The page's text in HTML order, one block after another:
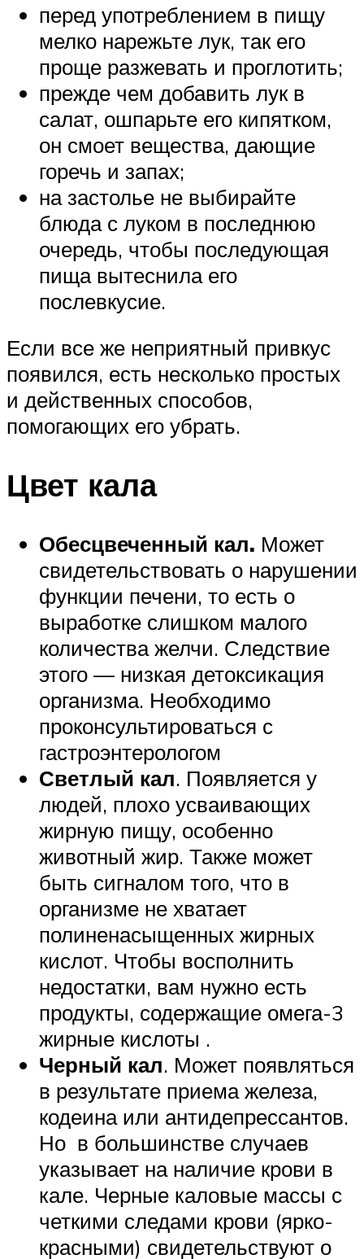
перед употреблением в пищу
мелко нарежьте лук, так его
проще разжевать и проглотить;
прежде чем добавить лук в
салат, ошпарьте его кипятком,
он смоет вещества, дающие
горечь и запах;
на застолье не выбирайте
блюда с луком в последнюю
очередь, чтобы последующая
пища вытеснила его
послевкусие.
Если все же неприятный привкус
появился, есть несколько простых
и действенных способов,
помогающих его убрать.
Цвет кала
Обесцвеченный кал. Может
свидетельствовать о нарушении
функции печени, то есть о
выработке слишком малого
количества желчи. Следствие
этого — низкая детоксикация
организма. Необходимо
проконсультироваться с
гастроэнтерологом
Светлый кал. Появляется у
людей, плохо усваивающих
жирную пищу, особенно
животный жир. Также может
быть сигналом того, что в
организме не хватает
полиненасыщенных жирных
кислот. Чтобы восполнить
недостатки, вам нужно есть
продукты, содержащие омега-3
жирные кислоты .
Черный кал. Может появляться
в результате приема железа,
кодеина или антидепрессантов.
Но в большинстве случаев
указывает на наличие крови в
кале. Черные каловые массы с
четкими следами крови (ярко-
красными) свидетельствуют о